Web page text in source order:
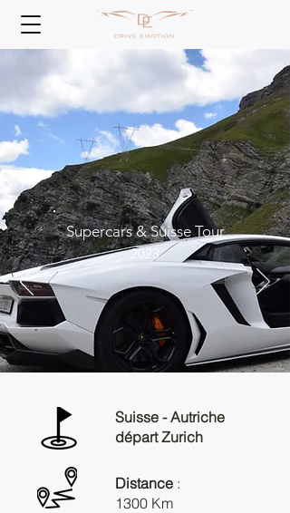
Supercars & Suisse Tour
2023
Suisse - Autriche
départ Zurich
Distance :
1300 Km